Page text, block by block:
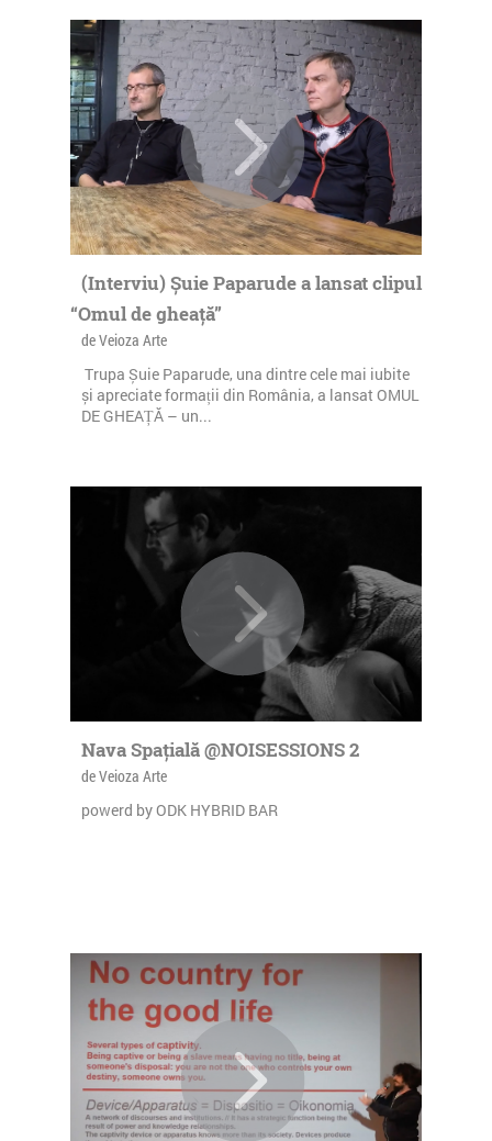
(Interviu) Șuie Paparude a lansat clipul
“Omul de gheață”
de Veioza Arte
Trupa Șuie Paparude, una dintre cele mai iubite
și apreciate formații din România, a lansat OMUL
DE GHEAȚĂ – un...
Nava Spațială @NOISESSIONS 2
de Veioza Arte
powerd by ODK HYBRID BAR